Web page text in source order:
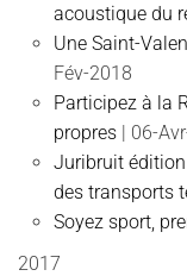
acoustique du
Une Saint-
Fév-2018
Participez à la
propres | 06-
Juribruit
des transports
Soyez sport,
2017